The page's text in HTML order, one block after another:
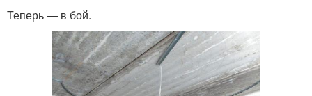
Теперь — в бой.